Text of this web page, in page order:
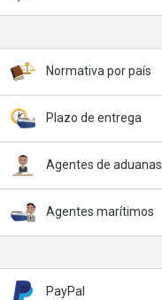
Normativa por país
Plazo de entrega
Agentes de aduanas
Agentes marítimos
PayPal